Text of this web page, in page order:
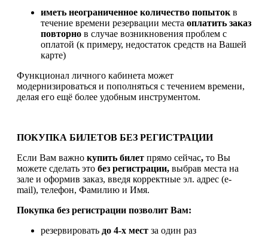
иметь неограниченное количество попыток в
течение времени резервации места оплатить заказ
повторно в случае возникновения проблем с
оплатой (к примеру, недостаток средств на Вашей
карте)
Функционал личного кабинета может
модернизироваться и пополняться с течением времени,
делая его ещё более удобным инструментом.
ПОКУПКА БИЛЕТОВ БЕЗ РЕГИСТРАЦИИ
Если Вам важно купить билет прямо сейчас, то Вы
можете сделать это без регистрации, выбрав места на
зале и оформив заказ, введя корректные эл. адрес (e-
mail), телефон, Фамилию и Имя.
Покупка без регистрации позволит Вам:
резервировать до 4-х мест за один раз